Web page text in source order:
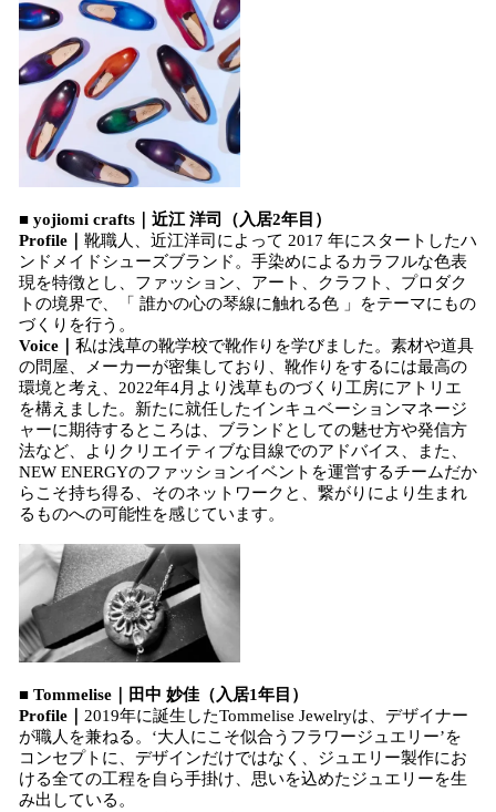
■ yojiomi crafts｜近江 洋司（入居2年目）
Profile｜ 靴職人、近江洋司によって 2017 年にスタートしたハ
ンドメイドシューズブランド。手染めによるカラフルな色表
現を特徴とし、ファッション、アート、クラフト、プロダク
トの境界で、「 誰かの心の琴線に触れる色 」をテーマにもの
づくりを行う。
Voice｜ 私は浅草の靴学校で靴作りを学びました。素材や道具
の問屋、メーカーが密集しており、靴作りをするには最高の
環境と考え、2022年4月より浅草ものづくり工房にアトリエ
を構えました。新たに就任したインキュベーションマネージ
ャーに期待するところは、ブランドとしての魅せ方や発信方
法など、よりクリエイティブな目線でのアドバイス、また、
NEW ENERGYのファッションイベントを運営するチームだか
らこそ持ち得る、そのネットワークと、繋がりにより生まれ
るものへの可能性を感じています。
■ Tommelise｜田中 妙佳（入居1年目）
Profile｜ 2019年に誕生したTommelise Jewelryは、デザイナー
が職人を兼ねる。‘大人にこそ似合うフラワージュエリー’を
コンセプトに、デザインだけではなく、ジュエリー製作にお
ける全ての工程を自ら手掛け、思いを込めたジュエリーを生
み出している。